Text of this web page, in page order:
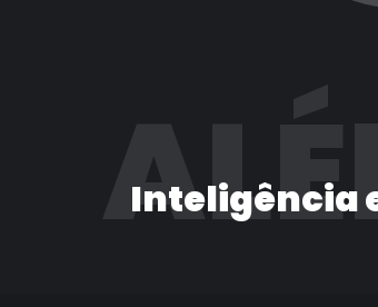
Inteligência